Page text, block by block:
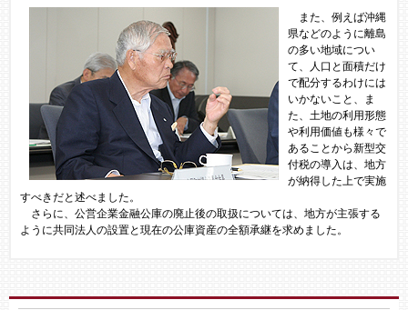
また、例えば沖縄
県などのように離島
の多い地域につい
て、人口と面積だけ
で配分するわけには
いかないこと、ま
た、土地の利用形態
や利用価値も様々で
あることから新型交
付税の導入は、地方
が納得した上で実施
すべきだと述べました。
さらに、公営企業金融公庫の廃止後の取扱については、地方が主張する
ように共同法人の設置と現在の公庫資産の全額承継を求めました。